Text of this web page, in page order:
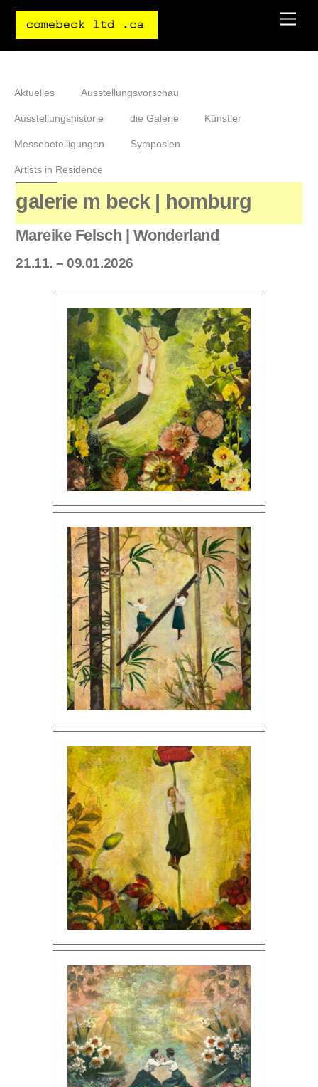
Aktuelles Ausstellungsvorschau
Ausstellungshistorie die Galerie Künstler
Messebeteiligungen Symposien
Artists in Residence
galerie m beck | homburg
Mareike Felsch | Wonderland
21.11. – 09.01.2026